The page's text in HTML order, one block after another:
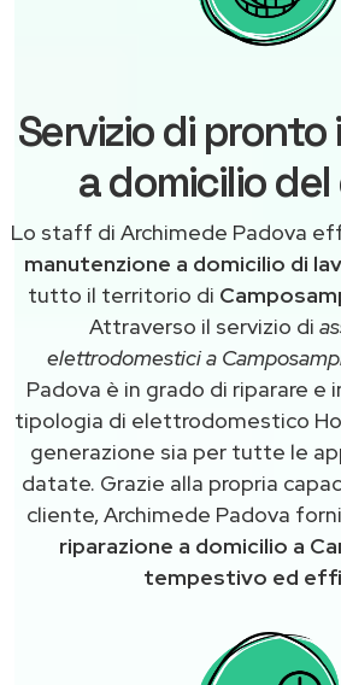
Servizio di
a domicilio
Lo staff di Archimede Padova
manutenzione a domicilio di
tutto il territorio di
Attraverso il servizio di
elettrodomestici a
Padova è in grado di riparare e
tipologia di elettrodomestico
generazione sia per tutte le
datate. Grazie alla propria
cliente, Archimede Padova
riparazione a domicilio a
tempestivo ed